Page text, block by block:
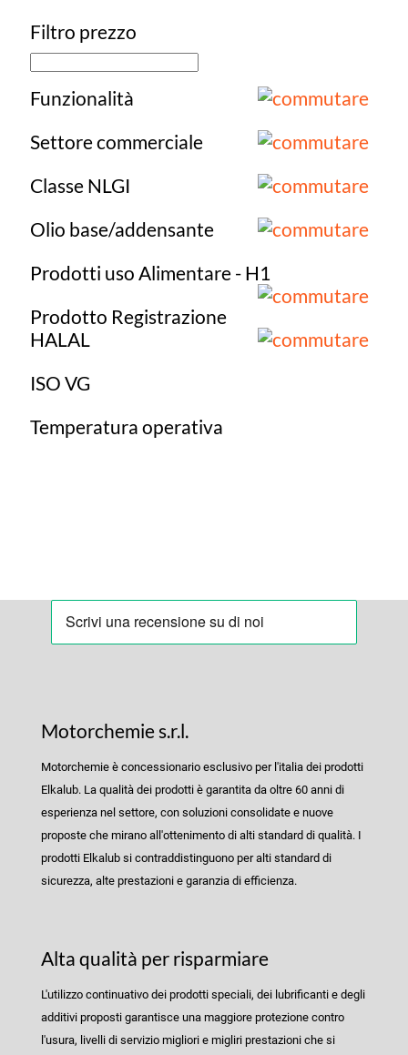
Filtro prezzo
Funzionalità
Settore commerciale
Classe NLGI
Olio base/addensante
Prodotti uso Alimentare - H1
Prodotto Registrazione
HALAL
ISO VG
Temperatura operativa
Motorchemie s.r.l.
Motorchemie è concessionario esclusivo per l'italia dei prodotti
Elkalub. La qualità dei prodotti è garantita da oltre 60 anni di
esperienza nel settore, con soluzioni consolidate e nuove
proposte che mirano all'ottenimento di alti standard di qualità. I
prodotti Elkalub si contraddistinguono per alti standard di
sicurezza, alte prestazioni e garanzia di efficienza.
Alta qualità per risparmiare
L'utilizzo continuativo dei prodotti speciali, dei lubrificanti e degli
additivi proposti garantisce una maggiore protezione contro
l'usura, livelli di servizio migliori e migliri prestazioni che si